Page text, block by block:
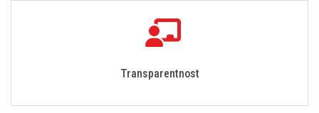
Transparentnost